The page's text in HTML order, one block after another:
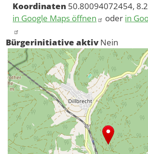
Koordinaten 50.80094072454,
in Google Maps öffnen
oder in
Bürgerinitiative aktiv Nein